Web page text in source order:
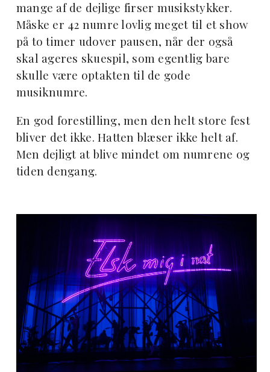
mange af de dejlige firser musikstykker.
Måske er 42 numre lovlig meget til et show
på to timer udover pausen, når der også
skal ageres skuespil, som egentlig bare
skulle være optakten til de gode
musiknumre.
En god forestilling, men den helt store fest
bliver det ikke. Hatten blæser ikke helt af.
Men dejligt at blive mindet om numrene og
tiden dengang.